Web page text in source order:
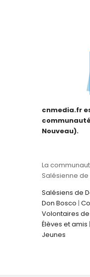
cnmedia.fr
Nouveau).
La
Salésienne de
Salésiens de
Don Bosco |
Volontaires
Élèves et amis |
Jeunes